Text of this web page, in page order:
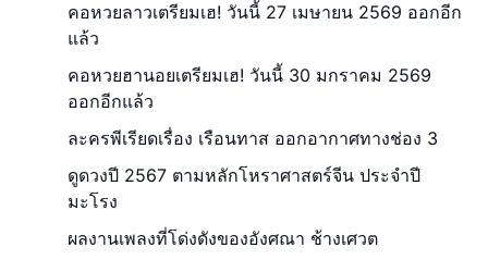
คอหวยลาวเตรียมเฮ! วันนี้ 27 เมษายน 2569 ออกอีก
แล้ว
คอหวยฮานอยเตรียมเฮ! วันนี้ 30 มกราคม 2569
ออกอีกแล้ว
ละครพีเรียดเรื่อง เรือนทาส ออกอากาศทางช่อง 3
ดูดวงปี 2567 ตามหลักโหราศาสตร์จีน ประจำปี
มะโรง
ผลงานเพลงที่โด่งดังของอังศณา ช้างเศวต